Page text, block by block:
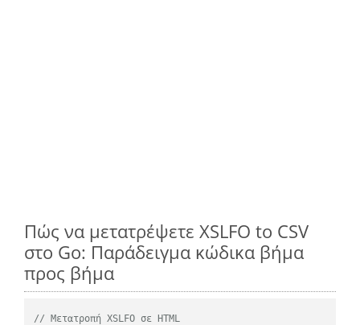
Πώς να μετατρέψετε XSLFO to CSV
στο Go: Παράδειγμα κώδικα βήμα
προς βήμα
// Μετατροπή XSLFO σε HTML